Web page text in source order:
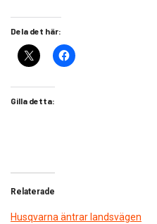
Dela det här:
Gilla detta:
Relaterade
Husqvarna äntrar landsvägen